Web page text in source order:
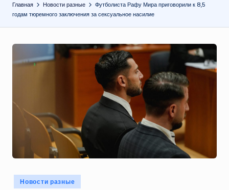
Главная Новости разные
Футболиста Рафу Мира приговорили к 8,5
годам тюремного заключения за сексуальное насилие
Опубликовано
в
Новости разные